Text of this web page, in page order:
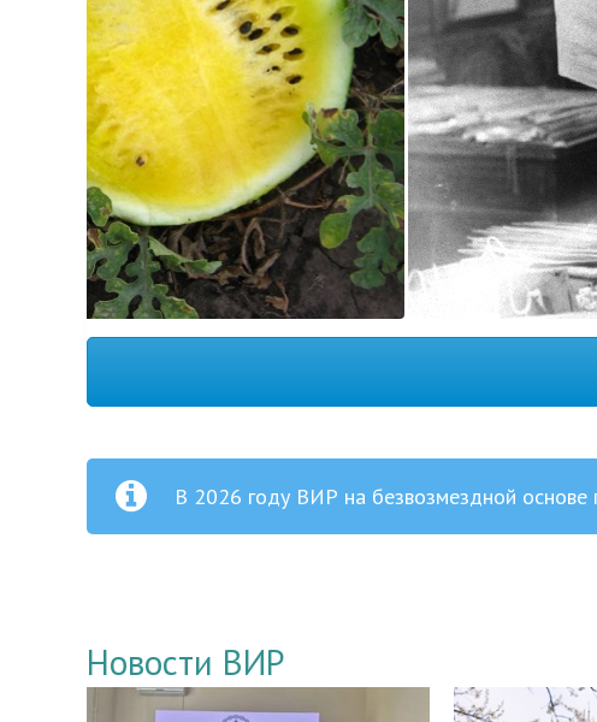
В 2026 году ВИР на безвозмездной основе
Новости ВИР